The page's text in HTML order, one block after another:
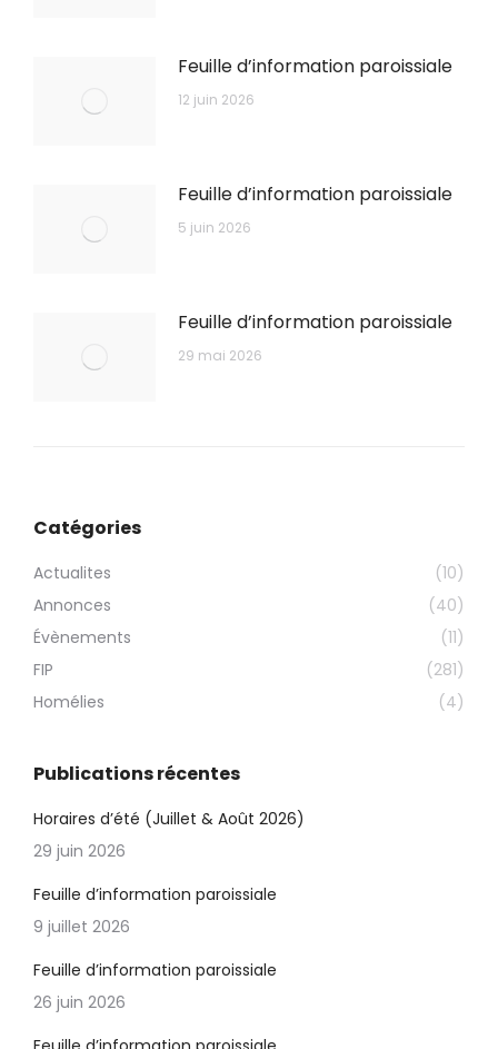
Feuille d’information paroissiale
12 juin 2026
Feuille d’information paroissiale
5 juin 2026
Feuille d’information paroissiale
29 mai 2026
Catégories
Actualites
(10)
Annonces
(40)
Évènements
(11)
FIP
(281)
Homélies
(4)
Publications récentes
Horaires d’été (Juillet & Août 2026)
29 juin 2026
Feuille d’information paroissiale
9 juillet 2026
Feuille d’information paroissiale
26 juin 2026